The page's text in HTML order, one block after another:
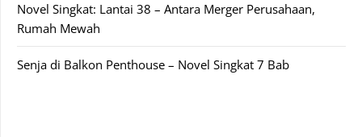
Novel Singkat: Lantai 38 – Antara Merger Perusahaan,
Rumah Mewah
Senja di Balkon Penthouse – Novel Singkat 7 Bab